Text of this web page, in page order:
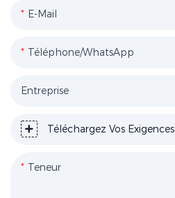
E-Mail
Téléphone/WhatsApp
Entreprise
Téléchargez Vos Exigences
Teneur